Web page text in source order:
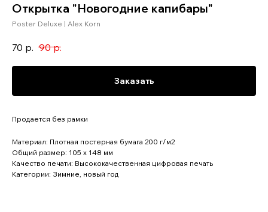
Открытка "Новогодние капибары"
Poster Deluxe | Alex Korn
70 р. 90 р.
Заказать
Продается без рамки
Материал: Плотная постерная бумага 200 г/м2
Общий размер: 105 x 148 мм
Качество печати: Высококачественная цифровая печать
Категории: Зимние, новый год